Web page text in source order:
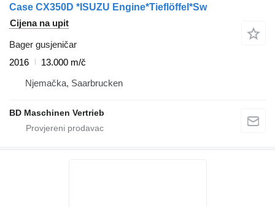
Case CX350D *ISUZU Engine*Tieflöffel*Sw
Cijena na upit
Bager gusjeničar
2016
13.000 m/č
Njemačka, Saarbrucken
BD Maschinen Vertrieb